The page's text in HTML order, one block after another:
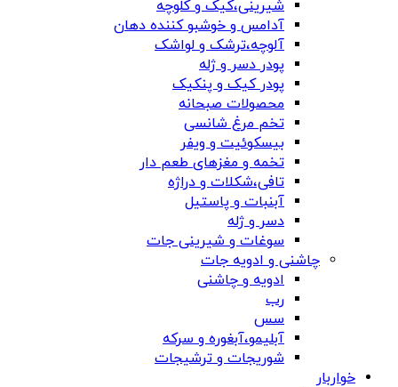
شیرینی،کیک و کلوچه
آدامس و خوشبو کننده دهان
آلوچه،ترشک و لواشک
پودر دسر و ژله
پودر کیک و پنکیک
محصولات صبحانه
تخم مرغ شانسی
بیسکوئیت و ویفر
تخمه و مغزهای طعم دار
تافی،شکلات و دراژه
آبنبات و پاستیل
دسر و ژله
سوغات و شیرینی جات
چاشنی و ادویه جات
ادویه و چاشنی
رب
سس
آبلیمو،آبغوره و سرکه
شوریجات و ترشیجات
خواربار